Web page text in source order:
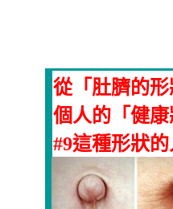
從「肚臍的
個人的「健康
#9這種形狀的